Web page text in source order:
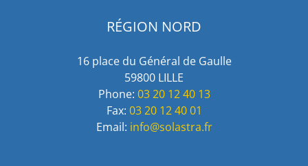
RÉGION NORD
16 place du Général de Gaulle
59800 LILLE
Phone: 03 20 12 40 13
Fax: 03 20 12 40 01
Email: info@solastra.fr